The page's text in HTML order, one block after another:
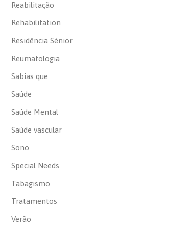
Reabilitação
Rehabilitation
Residência Sénior
Reumatologia
Sabias que
Saúde
Saúde Mental
Saúde vascular
Sono
Special Needs
Tabagismo
Tratamentos
Verão